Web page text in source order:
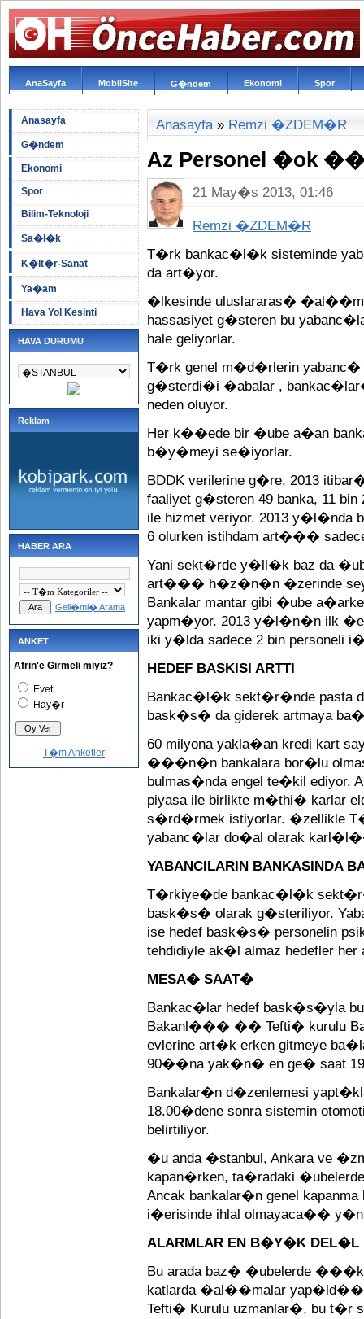
AnaSayfa MobilSite G�ndem Ekonomi Spor
Anasayfa
G�ndem
Ekonomi
Spor
Bilim-Teknoloji
Sa�l�k
K�lt�r-Sanat
Ya�am
Hava Yol Kesinti
HAVA DURUMU
Reklam
HABER ARA
Geli�mi� Arama
ANKET
Afrin'e Girmeli miyiz?
Evet
Hay�r
T�m Anketler
Anasayfa» Remzi �ZDEM�R
Az Personel �ok
21 May�s 2013, 01:46
Remzi �ZDEM�R
T�rk bankac�l�k sisteminde
da art�yor.
�lkesinde uluslararas�
hassasiyet g�steren bu
hale geliyorlar.
T�rk genel m�d�rlerin yabanc�
g�sterdi�i �abalar ,
neden oluyor.
Her k��ede bir �ube a�an
b�y�meyi se�iyorlar.
BDDK verilerine g�re, 2013
faaliyet g�steren 49 banka, 11 bin
ile hizmet veriyor. 2013
6 olurken istihdam art���
Yani sekt�rde y�ll�k baz da
art��� h�z�n�n �zerinde
Bankalar mantar gibi �ube
yapm�yor. 2013 y�l�n�n ilk
iki y�lda sadece 2 bin personeli
HEDEF BASKISI ARTTI
Bankac�l�k sekt�r�nde pasta
bask�s� da giderek artmaya
60 milyona yakla�an kredi kart
���n�n bankalara bor�lu
bulmas�nda engel te�kil
piyasa ile birlikte m�thi� karlar
s�rd�rmek istiyorlar. �zellikle
yabanc�lar do�al olarak
YABANCILARIN BANKASINDA
T�rkiye�de bankac�l�k
bask�s� olarak g�steriliyor.
ise hedef bask�s� personelin
tehdidiyle ak�l almaz hedefler
MESA� SAAT�
Bankac�lar hedef bask�s�yla
Bakanl��� �� Tefti� kurulu
evlerine art�k erken gitmeye
90��na yak�n� en ge� saat
Bankalar�n d�zenlemesi
18.00�dene sonra sistemin
belirtiliyor.
�u anda �stanbul, Ankara ve
kapan�rken, ta�radaki
Ancak bankalar�n genel
i�erisinde ihlal olmayaca��
ALARMLAR EN B�Y�K DEL�L
Bu arada baz� �ubelerde
katlarda �al��malar
Tefti� Kurulu uzmanlar�, bu t�r